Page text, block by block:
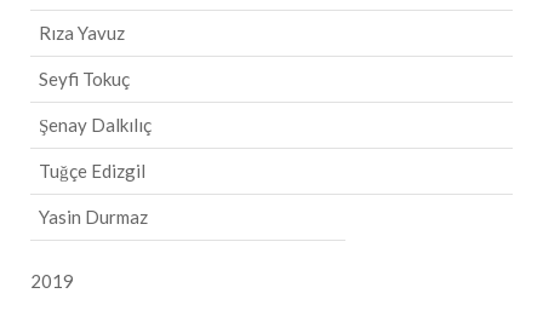
Rıza Yavuz
Seyfi Tokuç
Şenay Dalkılıç
Tuğçe Edizgil
Yasin Durmaz
2019